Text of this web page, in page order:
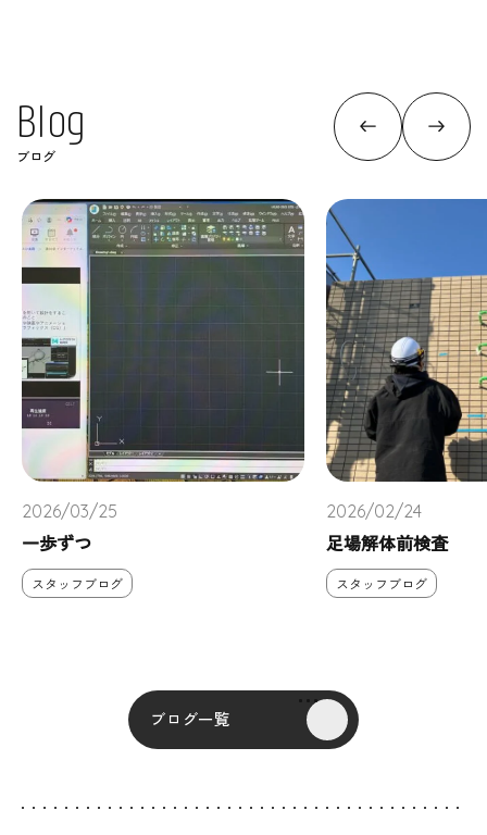
ブログ
Blog
2026/03/25
一歩ずつ
スタッフブログ
2026/02/24
足場解体前検査
スタッフブログ
ブログ一覧